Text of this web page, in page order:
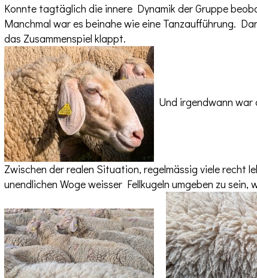
Konnte tagtäglich die innere Dynamik der Gruppe
Manchmal war es beinahe wie eine Tanzaufführung.
das Zusammenspiel klappt.
Und irgendwann war
Zwischen der realen Situation, regelmässig viele recht
unendlichen Woge weisser Fellkugeln umgeben zu sein,